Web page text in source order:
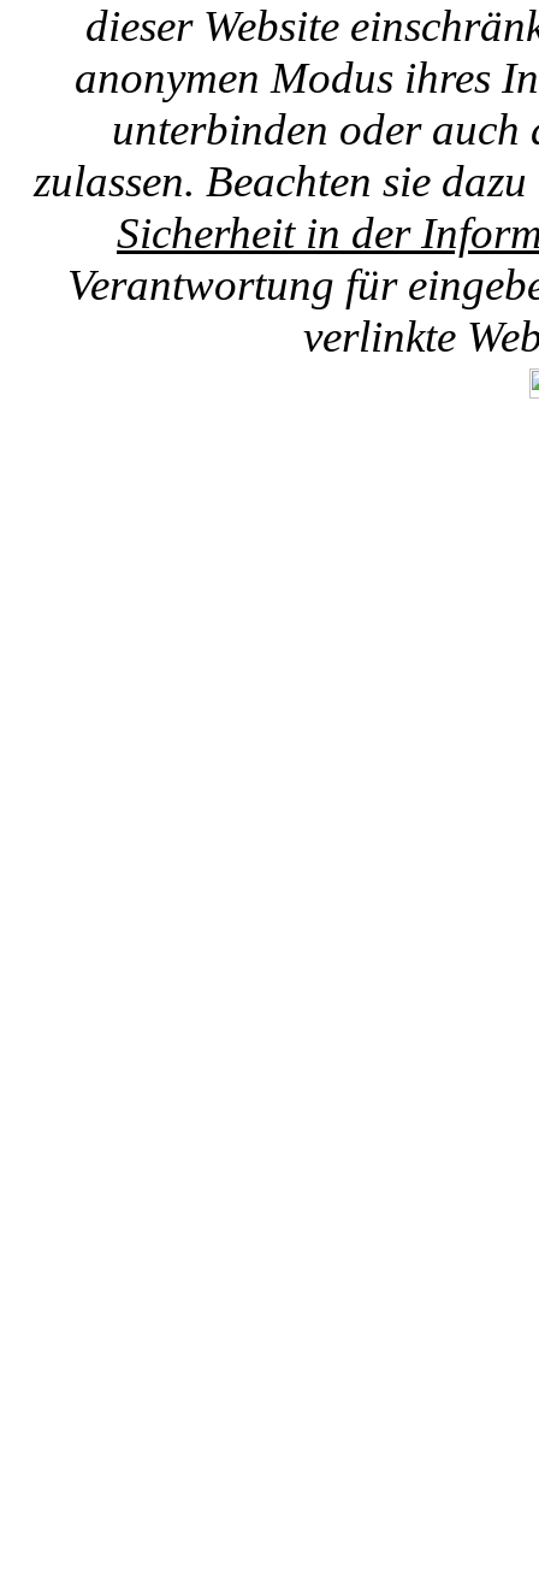
dieser Website
anonymen Modus ihres
unterbinden oder auch
zulassen. Beachten sie
Sicherheit in der
Verantwortung für
verlinkte